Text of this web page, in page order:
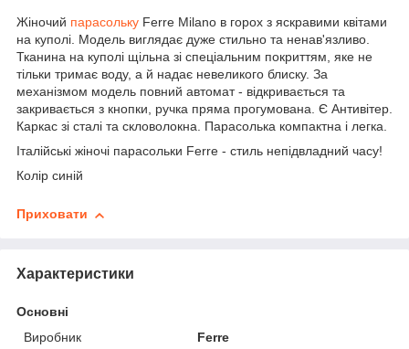
Жіночий парасольку Ferre Milano в горох з яскравими квітами
на куполі. Модель виглядає дуже стильно та ненав'язливо.
Тканина на куполі щільна зі спеціальним покриттям, яке не
тільки тримає воду, а й надає невеликого блиску. За
механізмом модель повний автомат - відкривається та
закривається з кнопки, ручка пряма прогумована. Є Антивітер.
Каркас зі сталі та скловолокна. Парасолька компактна і легка.
Італійські жіночі парасольки Ferre - стиль непідвладний часу!
Колір синій
Приховати
Характеристики
Основні
Виробник
Ferre